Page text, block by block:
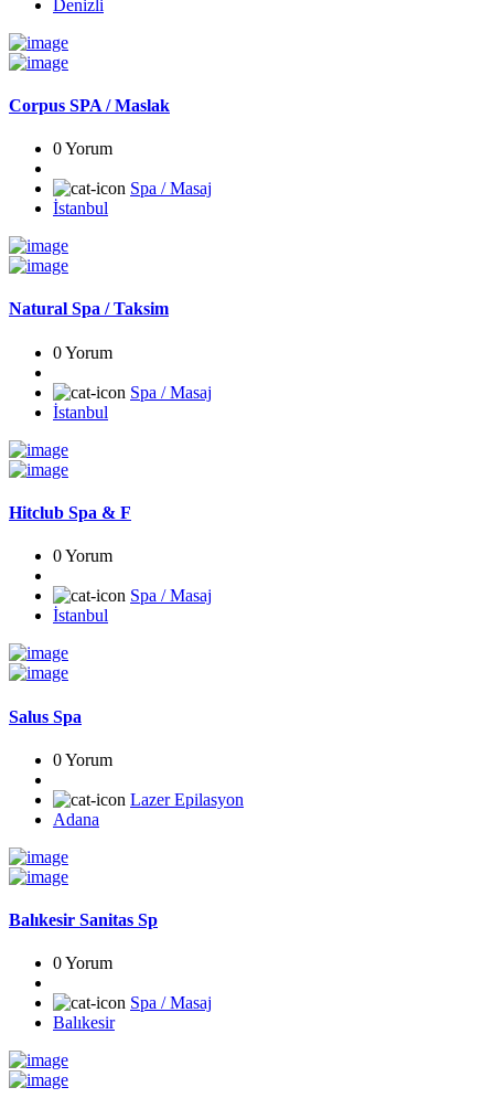
Denizli
Corpus SPA / Maslak
0 Yorum
Spa / Masaj
İstanbul
Natural Spa / Taksim
0 Yorum
Spa / Masaj
İstanbul
Hitclub Spa & F
0 Yorum
Spa / Masaj
İstanbul
Salus Spa
0 Yorum
Lazer Epilasyon
Adana
Balıkesir Sanitas Sp
0 Yorum
Spa / Masaj
Balıkesir